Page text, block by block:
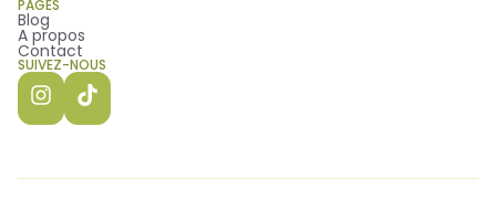
PAGES
Blog
A propos
Contact
SUIVEZ-NOUS